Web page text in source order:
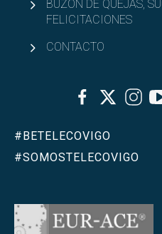
BUZÓN DE QUEJAS,
FELICITACIONES
CONTACTO
FacebookTwitter
#BETELECOVIGO
#SOMOSTELECOVIGO